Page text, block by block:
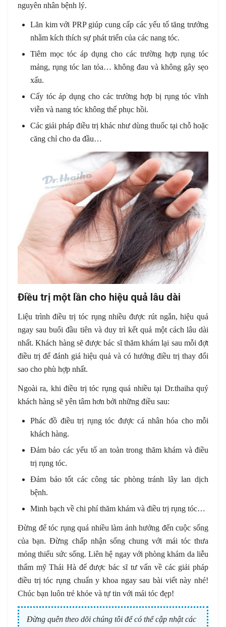
nguyên nhân bệnh lý.
Lăn kim với PRP giúp cung cấp các yếu tố tăng trưởng
nhằm kích thích sự phát triển của các nang tóc.
Tiêm mọc tóc áp dụng cho các trường hợp rụng tóc
mảng, rụng tóc lan tỏa… không đau và không gây sẹo
xấu.
Cấy tóc áp dụng cho các trường hợp bị rụng tóc vĩnh
viễn và nang tóc không thể phục hồi.
Các giải pháp điều trị khác như dùng thuốc tại chỗ hoặc
căng chỉ cho da đầu…
Điều trị một lần cho hiệu quả lâu dài
Liệu trình điều trị tóc rụng nhiều được rút ngắn, hiệu quả
ngay sau buổi đầu tiên và duy trì kết quả một cách lâu dài
nhất. Khách hàng sẽ được bác sĩ thăm khám lại sau mỗi đợt
điều trị để đánh giá hiệu quả và có hướng điều trị thay đổi
sao cho phù hợp nhất.
Ngoài ra, khi điều trị tóc rụng quá nhiều tại Dr.thaiha quý
khách hàng sẽ yên tâm hơn bởi những điều sau:
Phác đồ điều trị rụng tóc được cá nhân hóa cho mỗi
khách hàng.
Đảm bảo các yếu tố an toàn trong thăm khám và điều
trị rụng tóc.
Đảm bảo tốt các công tác phòng tránh lây lan dịch
bệnh.
Minh bạch về chi phí thăm khám và điều trị rụng tóc…
Đừng để tóc rụng quá nhiều làm ảnh hưởng đến cuộc sống
của bạn. Đừng chấp nhận sống chung với mái tóc thưa
mỏng thiếu sức sống. Liên hệ ngay với phòng khám da liễu
thẩm mỹ Thái Hà để được bác sĩ tư vấn về các giải pháp
điều trị tóc rụng chuẩn y khoa ngay sau bài viết này nhé!
Chúc bạn luôn trẻ khỏe và tự tin với mái tóc đẹp!
Đừng quên theo dõi chúng tôi để có thể cập nhật các